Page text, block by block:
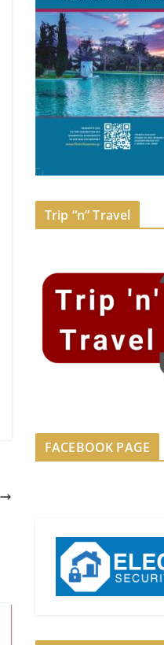
Trip “n” Travel
FACEBOOK PAGE